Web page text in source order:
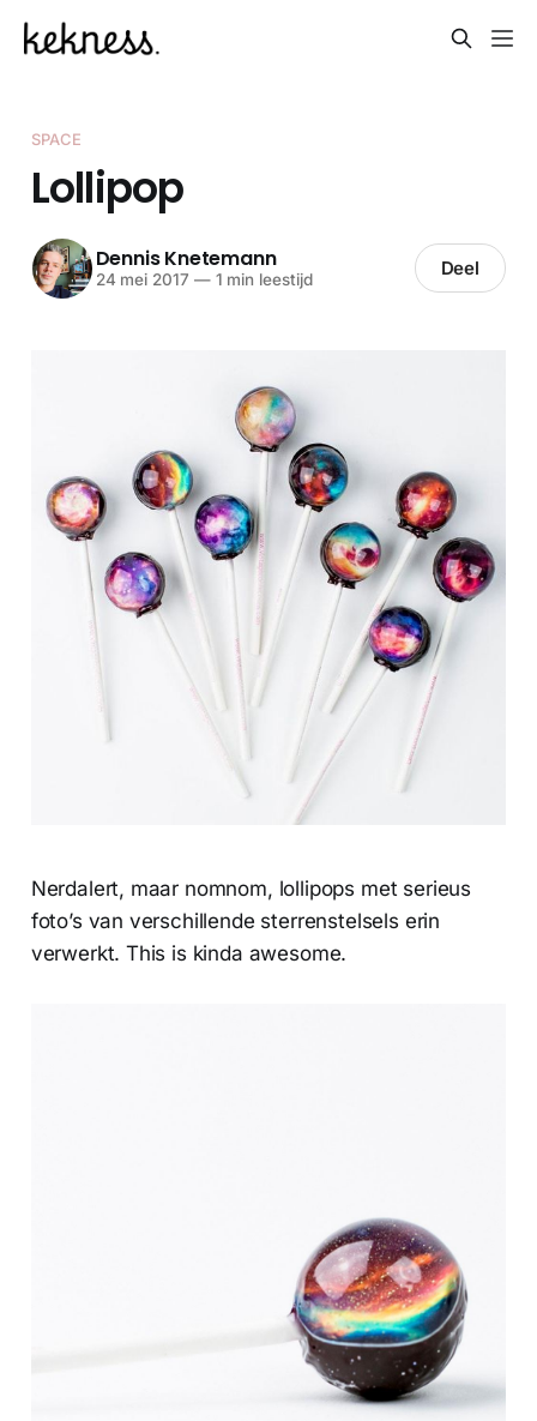
SPACE
Lollipop
Dennis Knetemann
24 mei 2017 —1 min leestijd Deel
Nerdalert, maar nomnom, lollipops met serieus
foto’s van verschillende sterrenstelsels erin
verwerkt. This is kinda awesome.